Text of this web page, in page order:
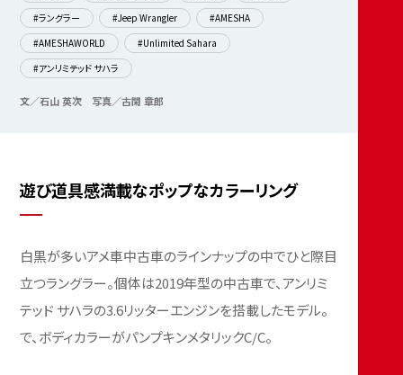
#ラングラー
#Jeep Wrangler
#AMESHA
#AMESHAWORLD
#Unlimited Sahara
#アンリミテッド サハラ
文／石山 英次 写真／古閑 章郎
遊び道具感満載なポップなカラーリング
白黒が多いアメ車中古車のラインナップの中でひと際目
立つラングラー。個体は2019年型の中古車で、アンリミ
テッド サハラの3.6リッターエンジンを搭載したモデル。
で、ボディカラーがパンプキンメタリックC/C。